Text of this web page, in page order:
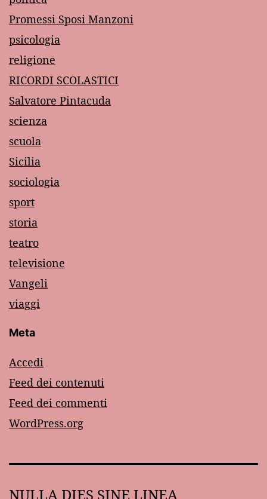
Promessi Sposi Manzoni
psicologia
religione
RICORDI SCOLASTICI
Salvatore Pintacuda
scienza
scuola
Sicilia
sociologia
sport
storia
teatro
televisione
Vangeli
viaggi
Meta
Accedi
Feed dei contenuti
Feed dei commenti
WordPress.org
NULLA DIES SINE LINEA